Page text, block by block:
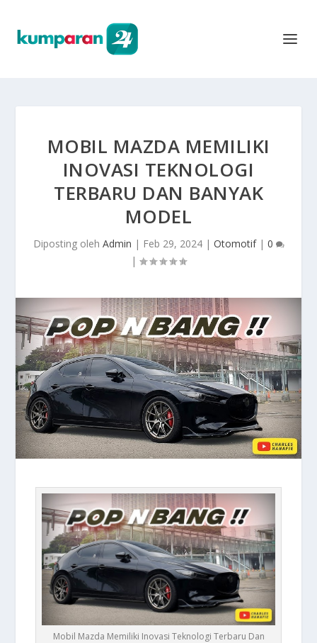
MOBIL MAZDA MEMILIKI
INOVASI TEKNOLOGI
TERBARU DAN BANYAK
MODEL
Diposting oleh Admin | Feb 29, 2024| Otomotif| 0
|
Mobil Mazda Memiliki Inovasi Teknologi Terbaru Dan